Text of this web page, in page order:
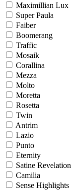
Maximillian Lux
Super Paula
Faiber
Boomerang
Traffic
Mosaik
Corallina
Mezza
Molto
Moretta
Rosetta
Twin
Antrim
Lazio
Punto
Eternity
Satine Revelation
Camilia
Sense Highlights